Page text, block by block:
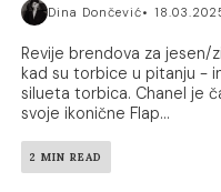
Dina Dončević
Revije brendova za
kad su torbice u pitanju -
silueta torbica. Chanel je
svoje ikonične Flap...
2 MIN READ